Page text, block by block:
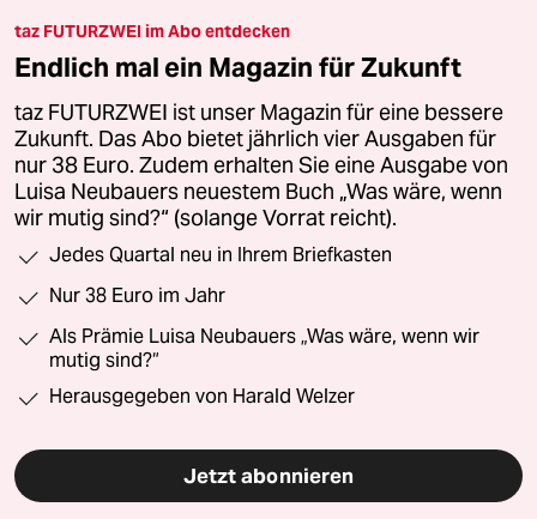
taz FUTURZWEI im Abo entdecken
Endlich mal ein Magazin für Zukunft
taz FUTURZWEI ist unser Magazin für eine bessere
Zukunft. Das Abo bietet jährlich vier Ausgaben für
nur 38 Euro. Zudem erhalten Sie eine Ausgabe von
Luisa Neubauers neuestem Buch „Was wäre, wenn
wir mutig sind?“ (solange Vorrat reicht).
Jedes Quartal neu in Ihrem Briefkasten
Nur 38 Euro im Jahr
Als Prämie Luisa Neubauers „Was wäre, wenn wir
mutig sind?“
Herausgegeben von Harald Welzer
Jetzt abonnieren